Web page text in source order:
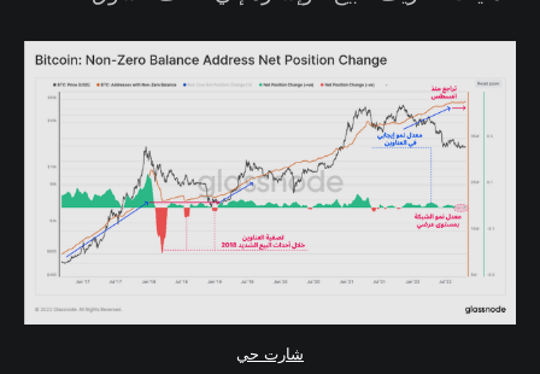
شارت حي